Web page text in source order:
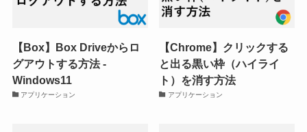
【Box】Box Driveからロ
グアウトする方法 -
Windows11
アプリケーション
【Chrome】クリックする
と出る黒い枠（ハイライ
ト）を消す方法
アプリケーション